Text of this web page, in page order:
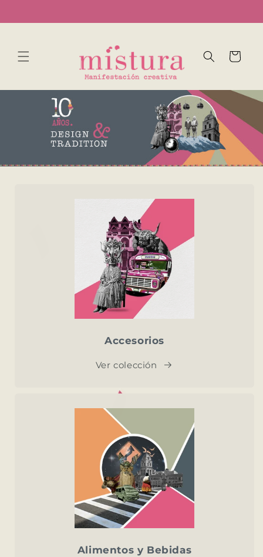
al contenido
Carrito
Accesorios
Ver colección
Alimentos y Bebidas